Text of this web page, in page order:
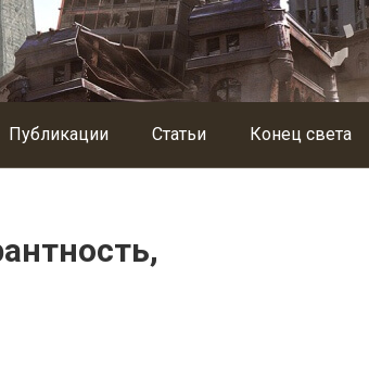
Публикации Статьи Конец света